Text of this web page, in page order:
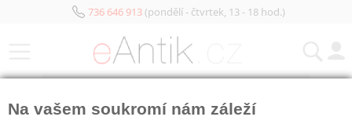
736 646 913(pondělí - čtvrtek, 13 - 18 hod.)
Na vašem soukromí nám záleží